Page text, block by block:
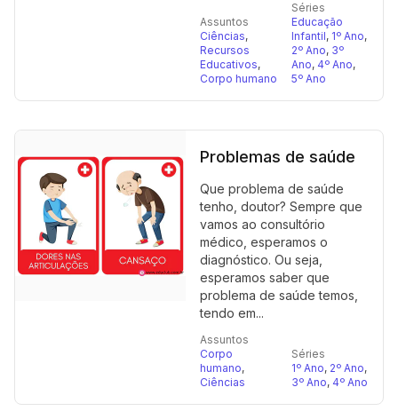
Assuntos
Ciências,
Recursos
Educativos,
Corpo humano
Séries
Educação
Infantil, 1º Ano,
2º Ano, 3º
Ano, 4º Ano,
5º Ano
Problemas de saúde
Que problema de saúde
tenho, doutor? Sempre que
vamos ao consultório
médico, esperamos o
diagnóstico. Ou seja,
esperamos saber que
problema de saúde temos,
tendo em...
Assuntos
Corpo
humano,
Ciências
Séries
1º Ano, 2º Ano,
3º Ano, 4º Ano